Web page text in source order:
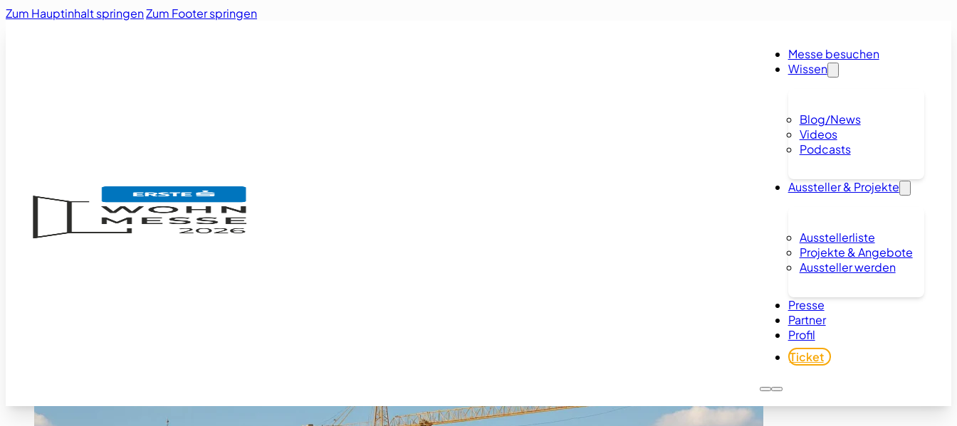
Zum Hauptinhalt springenZum Footer springen
Messe besuchen
Wissen
Blog/News
Videos
Podcasts
Aussteller & Projekte
Ausstellerliste
Projekte & Angebote
Aussteller werden
Presse
Partner
Profil
Ticket